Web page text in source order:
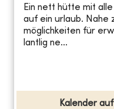
Ein nett hütte mit
auf ein urlaub. Nahe
möglichkeiten für
lantlig ne...
Kalender